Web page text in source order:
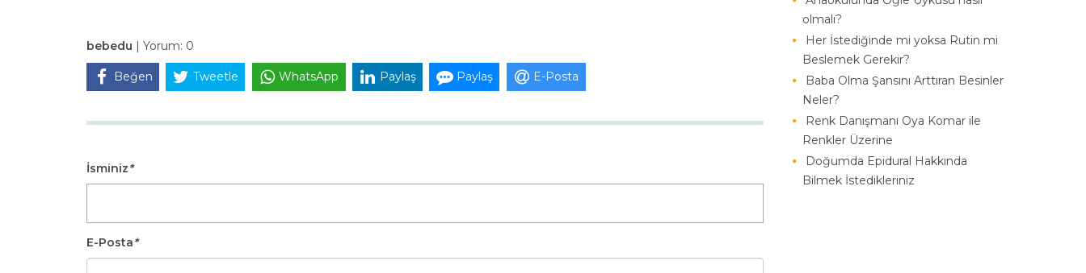
bebedu | Yorum: 0
Beğen Tweetle WhatsApp Paylaş Paylaş E-Posta
İsminiz*
E-Posta*
olmalı?
Her İstediğinde mi yoksa Rutin mi
Beslemek Gerekir?
Baba Olma Şansını Arttıran Besinler
Neler?
Renk Danışmanı Oya Komar ile
Renkler Üzerine
Doğumda Epidural Hakkında
Bilmek İstedikleriniz